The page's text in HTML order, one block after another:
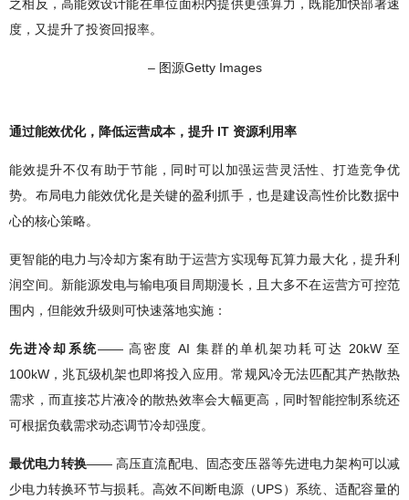
之相反，高能效设计能在单位面积内提供更强算力，既能加快部署速
度，又提升了投资回报率。
– 图源Getty Images
通过能效优化，降低运营成本，提升 IT 资源利用率
能效提升不仅有助于节能，同时可以加强运营灵活性、打造竞争优
势。布局电力能效优化是关键的盈利抓手，也是建设高性价比数据中
心的核心策略。
更智能的电力与冷却方案有助于运营方实现每瓦算力最大化，提升利
润空间。新能源发电与输电项目周期漫长，且大多不在运营方可控范
围内，但能效升级则可快速落地实施：
先进冷却系统—— 高密度 AI 集群的单机架功耗可达 20kW 至
100kW，兆瓦级机架也即将投入应用。常规风冷无法匹配其产热散热
需求，而直接芯片液冷的散热效率会大幅更高，同时智能控制系统还
可根据负载需求动态调节冷却强度。
最优电力转换—— 高压直流配电、固态变压器等先进电力架构可以减
少电力转换环节与损耗。高效不间断电源（UPS）系统、适配容量的